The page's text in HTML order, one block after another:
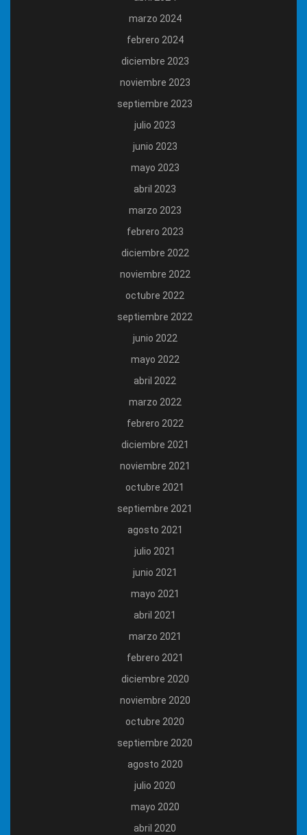
marzo 2024
febrero 2024
diciembre 2023
noviembre 2023
septiembre 2023
julio 2023
junio 2023
mayo 2023
abril 2023
marzo 2023
febrero 2023
diciembre 2022
noviembre 2022
octubre 2022
septiembre 2022
junio 2022
mayo 2022
abril 2022
marzo 2022
febrero 2022
diciembre 2021
noviembre 2021
octubre 2021
septiembre 2021
agosto 2021
julio 2021
junio 2021
mayo 2021
abril 2021
marzo 2021
febrero 2021
diciembre 2020
noviembre 2020
octubre 2020
septiembre 2020
agosto 2020
julio 2020
mayo 2020
abril 2020